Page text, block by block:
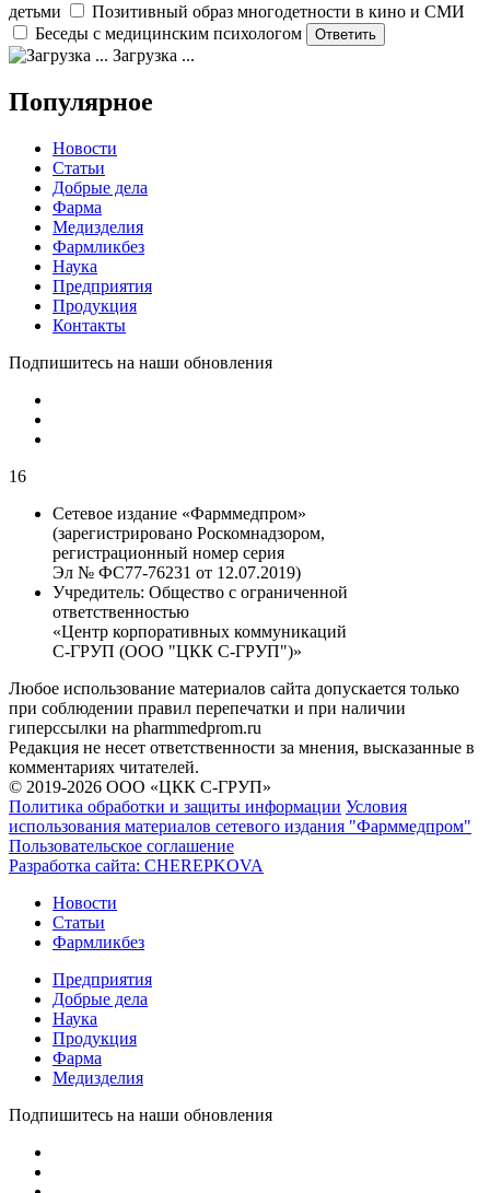
детьми
Позитивный образ многодетности в кино и СМИ
Беседы с медицинским психологом
Загрузка ...
Популярное
Новости
Статьи
Добрые дела
Фарма
Медизделия
Фармликбез
Наука
Предприятия
Продукция
Контакты
Подпишитесь на наши обновления
16
Сетевое издание «Фарммедпром»
(зарегистрировано Роскомнадзором,
регистрационный номер серия
Эл № ФС77-76231 от 12.07.2019)
Учредитель: Общество с ограниченной
ответственностью
«Центр корпоративных коммуникаций
С-ГРУП (ООО "ЦКК С-ГРУП")»
Любое использование материалов сайта допускается только
при соблюдении правил перепечатки и при наличии
гиперссылки на pharmmedprom.ru
Редакция не несет ответственности за мнения, высказанные в
комментариях читателей.
© 2019-2026 ООО «ЦКК С-ГРУП»
Политика обработки и защиты информации Условия
использования материалов сетевого издания "Фарммедпром"
Пользовательское соглашение
Разработка сайта: CHEREPKOVA
Новости
Статьи
Фармликбез
Предприятия
Добрые дела
Наука
Продукция
Фарма
Медизделия
Подпишитесь на наши обновления